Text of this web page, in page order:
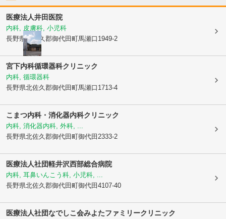
医療法人井田医院
内科, 皮膚科, 小児科
長野県北佐久郡御代田町馬瀬口1949-2
宮下内科循環器科クリニック
内科, 循環器科
長野県北佐久郡御代田町馬瀬口1713-4
こまつ内科・消化器内科クリニック
内科, 消化器内科, 外科, ...
長野県北佐久郡御代田町御代田2333-2
医療法人社団軽井沢西部総合病院
内科, 耳鼻いんこう科, 小児科, ...
長野県北佐久郡御代田町御代田4107-40
医療法人社団なでしこ会みよたファミリークリニック